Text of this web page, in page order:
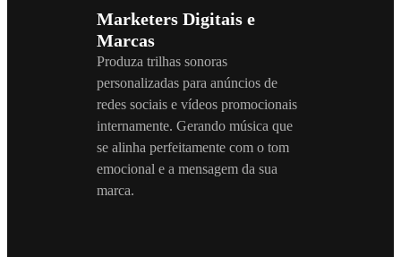
Marketers Digitais e
Marcas
Produza trilhas sonoras
personalizadas para anúncios de
redes sociais e vídeos promocionais
internamente. Gerando música que
se alinha perfeitamente com o tom
emocional e a mensagem da sua
marca.